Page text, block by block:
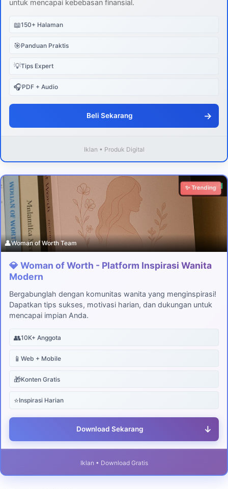
untuk mencapai kebebasan finansial.
📖150+ Halaman
🎯Panduan Praktis
💡Tips Expert
🎧PDF + Audio
Beli Sekarang →
Iklan • Produk Digital
Download
✨ Trending
👤Woman of Worth Team
💎 Woman of Worth - Platform Inspirasi Wanita
Modern
Bergabunglah dengan komunitas wanita yang menginspirasi!
Dapatkan tips sukses, motivasi harian, dan dukungan untuk
mencapai impian Anda.
👥10K+ Anggota
📱 Web + Mobile
🎁Konten Gratis
⭐Inspirasi Harian
Download Sekarang ↓
Iklan • Download Gratis